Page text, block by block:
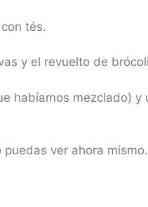
tés.
y el revuelto de
habíamos mezclado)
ver ahora